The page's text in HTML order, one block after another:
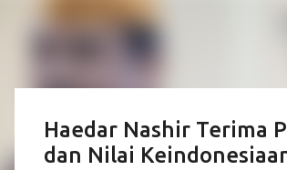
Haedar Nashir Terima
dan Nilai